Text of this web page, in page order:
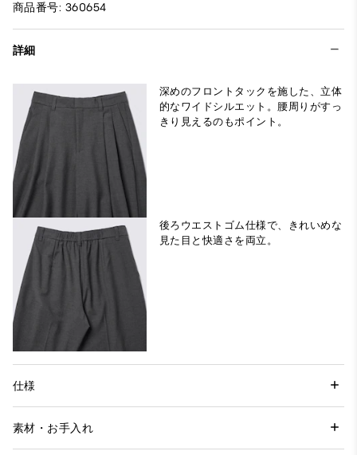
商品番号: 360654
詳細
深めのフロントタックを施した、立体
的なワイドシルエット。腰周りがすっ
きり見えるのもポイント。
後ろウエストゴム仕様で、きれいめな
見た目と快適さを両立。
仕様
素材・お手入れ